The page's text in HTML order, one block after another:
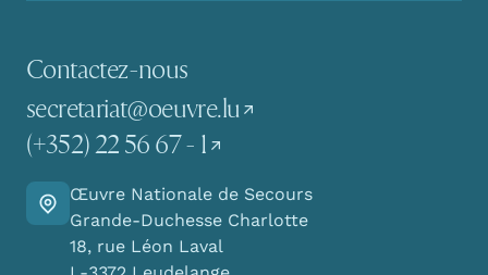
Contactez-nous
secretariat@oeuvre.lu
(+352) 22 56 67 - 1
Y allerŒuvre Nationale de Secours
Grande-Duchesse Charlotte
18, rue Léon Laval